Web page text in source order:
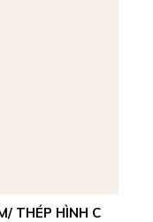
THÉP HÌNH C